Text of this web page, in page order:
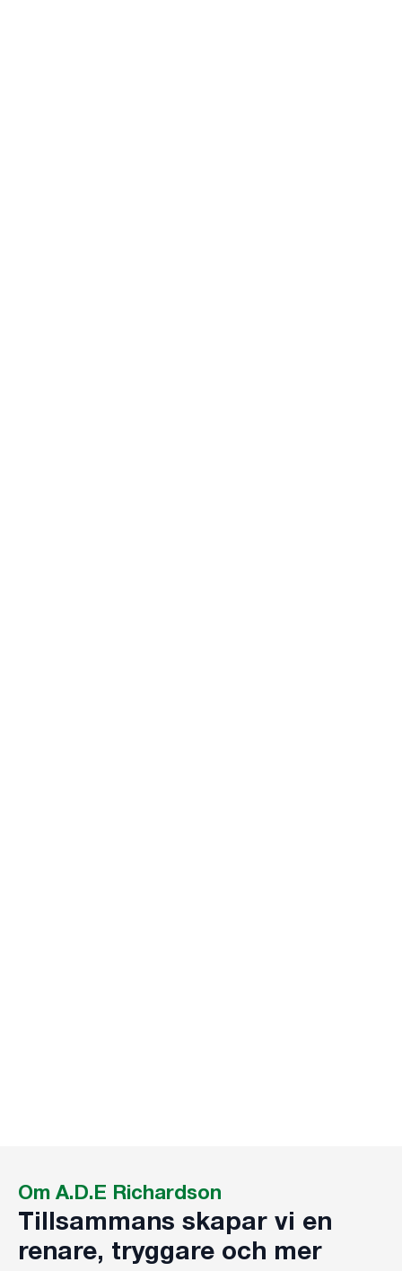
Om A.D.E Richardson
Tillsammans skapar vi en
renare, tryggare och mer